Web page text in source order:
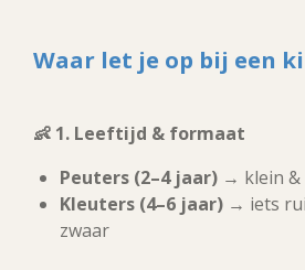
Waar let je op bij een
👶 1. Leeftijd & formaat
Peuters (2–4 jaar) → klein &
Kleuters (4–6 jaar) → iets
zwaar